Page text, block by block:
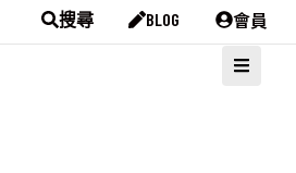
搜尋 BLOG 會員